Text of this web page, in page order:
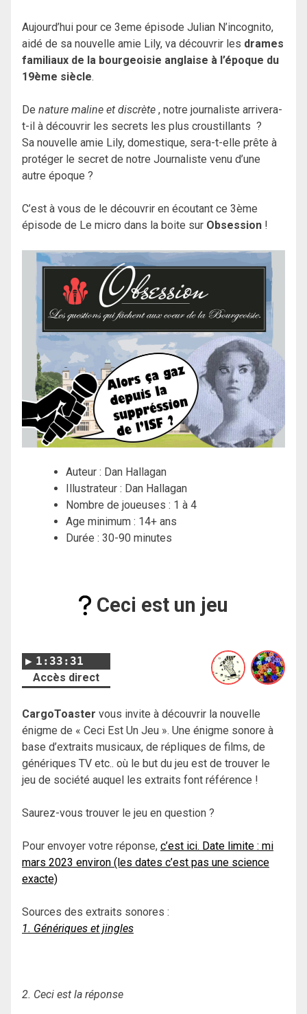
Aujourd’hui pour ce 3eme épisode Julian N’incognito,
aidé de sa nouvelle amie Lily, va découvrir les drames
familiaux de la bourgeoisie anglaise à l’époque du
19ème siècle.
De nature maline et discrète , notre journaliste arrivera-
t-il à découvrir les secrets les plus croustillants ?
Sa nouvelle amie Lily, domestique, sera-t-elle prête à
protéger le secret de notre Journaliste venu d’une
autre époque ?
C’est à vous de le découvrir en écoutant ce 3ème
épisode de Le micro dans la boite sur Obsession !
Auteur : Dan Hallagan
Illustrateur : Dan Hallagan
Nombre de joueuses : 1 à 4
Age minimum : 14+ ans
Durée : 30-90 minutes
Ceci est un jeu
1:33:31
Accès direct
CargoToaster vous invite à découvrir la nouvelle
énigme de « Ceci Est Un Jeu ». Une énigme sonore à
base d’extraits musicaux, de répliques de films, de
génériques TV etc.. où le but du jeu est de trouver le
jeu de société auquel les extraits font référence !
Saurez-vous trouver le jeu en question ?
Pour envoyer votre réponse, c’est ici. Date limite : mi
mars 2023 environ (les dates c’est pas une science
exacte)
Sources des extraits sonores :
1. Génériques et jingles
2. Ceci est la réponse